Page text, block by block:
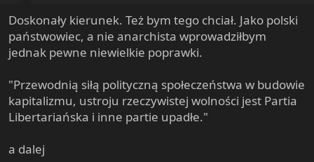
Doskonały kierunek. Też bym tego chciał. Jako polski
państwowiec, a nie anarchista wprowadziłbym
jednak pewne niewielkie poprawki.
"Przewodnią siłą polityczną społeczeństwa w budowie
kapitalizmu, ustroju rzeczywistej wolności jest Partia
Libertariańska i inne partie upadłe."
a dalej